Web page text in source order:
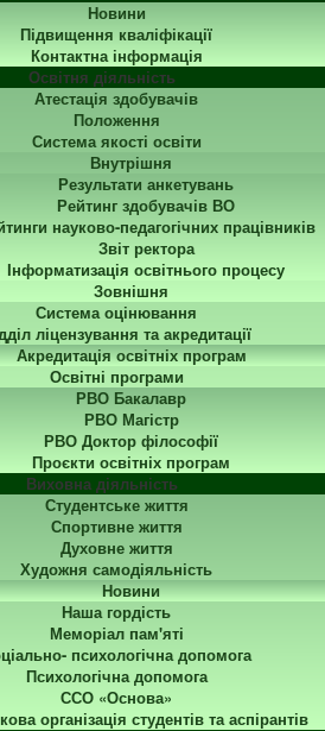
Новини
Підвищення кваліфікації
Контактна інформація
Освітня діяльність
Атестація здобувачів
Положення
Система якості освіти
Внутрішня
Результати анкетувань
Рейтинг здобувачів ВО
науково-педагогічних працівників
Звіт ректора
Інформатизація освітнього процесу
Зовнішня
Система оцінювання
ліцензування та акредитації
Акредитація освітніх програм
Освітні програми
РВО Бакалавр
РВО Магістр
РВО Доктор філософії
Проєкти освітніх програм
Виховна діяльність
Студентське життя
Спортивне життя
Духовне життя
Художня самодіяльність
Новини
Наша гордість
Меморіал пам'яті
психологічна допомога
Психологічна допомога
ССО «Основа»
організація студентів та аспірантів